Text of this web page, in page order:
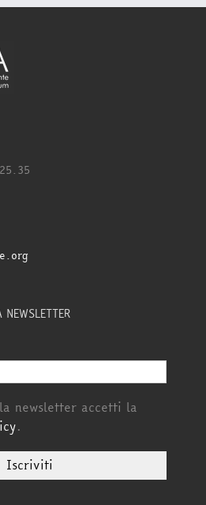
newsletter accetti la
.